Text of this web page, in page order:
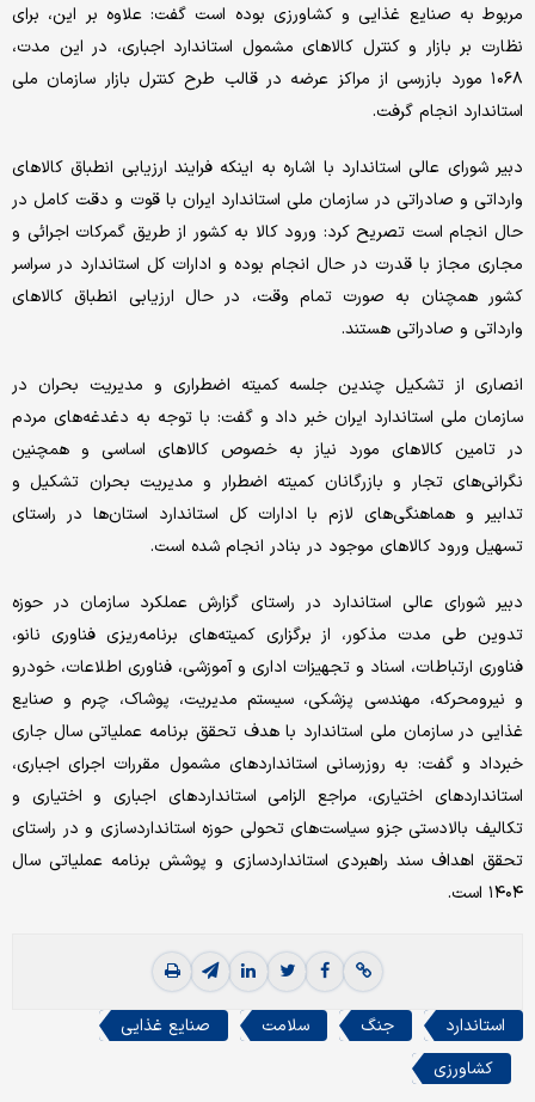
مربوط به صنایع غذایی و کشاورزی بوده است گفت: علاوه بر این، برای
نظارت بر بازار و کنترل کالاهای مشمول استاندارد اجباری، در این مدت،
۱۰۶۸ مورد بازرسی از مراکز عرضه در قالب طرح کنترل بازار سازمان ملی
استاندارد انجام گرفت.
دبیر شورای عالی استاندارد با اشاره به اینکه فرایند ارزیابی انطباق کالاهای
وارداتی و صادراتی در سازمان ملی استاندارد ایران با قوت و دقت کامل در
حال انجام است تصریح کرد: ورود کالا به کشور از طریق گمرکات اجرائی و
مجاری مجاز با قدرت در حال انجام بوده و ادارات کل استاندارد در سراسر
کشور همچنان به صورت تمام وقت، در حال ارزیابی انطباق کالاهای
وارداتی و صادراتی هستند.
انصاری از تشکیل چندین جلسه کمیته اضطراری و مدیریت بحران در
سازمان ملی استاندارد ایران خبر داد و گفت: با توجه به دغدغه‌های مردم
در تامین کالاهای مورد نیاز به خصوص کالاهای اساسی و همچنین
نگرانی‌‌‌های تجار و بازرگانان کمیته اضطرار و مدیریت بحران تشکیل و
تدابیر و هماهنگی‌‌‌های لازم با ادارات کل استاندارد استان‌ها در راستای
تسهیل ورود کالاهای موجود در بنادر انجام شده است.
دبیر شورای عالی استاندارد در راستای گزارش عملکرد سازمان در حوزه
تدوین طی مدت مذکور، از برگزاری کمیته‌های برنامه‌‌‌ریزی فناوری نانو،
فناوری ارتباطات، اسناد و تجهیزات اداری و آموزشی، فناوری اطلاعات، خودرو
و نیرومحرکه، مهندسی پزشکی، سیستم مدیریت، پوشاک، چرم و صنایع
غذایی در سازمان ملی استاندارد با هدف تحقق برنامه عملیاتی سال جاری
خبرداد و گفت: به روزرسانی استانداردهای مشمول مقررات اجرای اجباری،
استانداردهای اختیاری، مراجع الزامی استانداردهای اجباری و اختیاری و
تکالیف بالادستی جزو سیاست‌های تحولی حوزه استانداردسازی و در راستای
تحقق اهداف سند راهبردی استانداردسازی و پوشش برنامه عملیاتی سال
۱۴۰۴ است.
استاندارد جنگ سلامت
صنایع غذایی
کشاورزی